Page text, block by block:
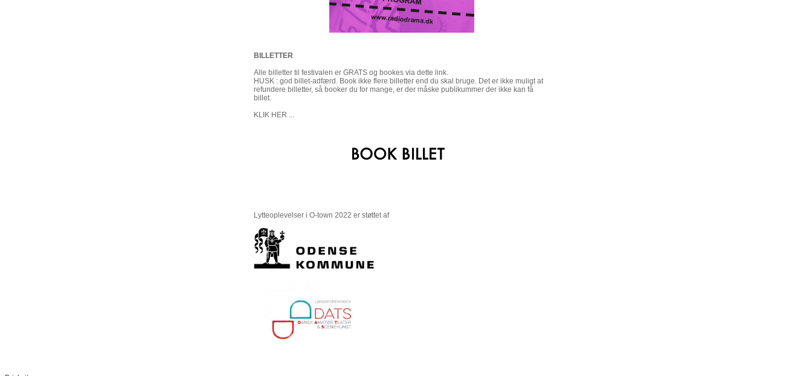
BILLETTER
Alle billetter til festivalen er GRATS og bookes via dette link.
HUSK : god billet-adfærd. Book ikke flere billetter end du skal bruge. Det er ikke muligt at
refundere billetter, så booker du for mange, er der måske publikummer der ikke kan få
billet.
KLIK HER ...
Lytteoplevelser i O-town 2022 er støttet af